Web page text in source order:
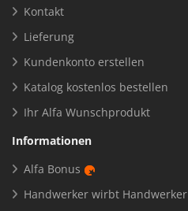
Kontakt
Lieferung
Kundenkonto erstellen
Katalog kostenlos bestellen
Ihr Alfa Wunschprodukt
Informationen
Alfa Bonus
Handwerker wirbt Handwerker